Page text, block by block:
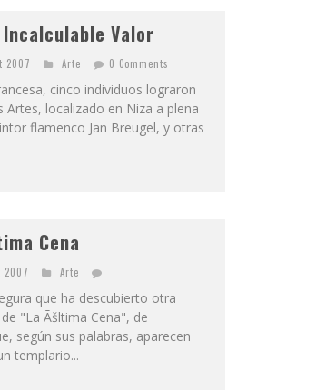
Incalculable Valor
2007 Arte 0 Comments
cinco individuos lograron
localizado en Niza a plena
flamenco Jan Breugel, y otras
Cena
2007 Arte
que ha descubierto otra
"La Ãšltima Cena", de
según sus palabras, aparecen
templario...